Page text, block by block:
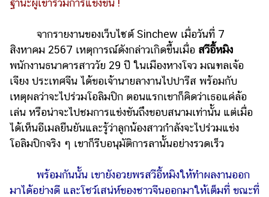
และ
การ
ตกแต่ง
มือ
ถือ
ราคา
ราคา
น้ำมัน
จากรายงานของเว็บไซต์ Sinchew เมื่อวันที่ 7
สิงหาคม 2567 เหตุการณ์ดังกล่าวเกิดขึ้นเมื่อ สวีอี้หมิง
พนักงานธนาคารสาววัย 29 ปี ในเมืองหางโจว มณฑลเจ้อ
เจียง ประเทศจีน ได้ขอเจ้านายลางานไปปารีส พร้อมกับ
เหตุผลว่าจะไปร่วมโอลิมปิก ตอนแรกเขาก็คิดว่าเธอแค่ล้อ
เล่น หรือน่าจะไปชมการแข่งขันถึงขอบสนามเท่านั้น แต่เมื่อ
ได้เห็นอีเมลยืนยันและรู้ว่าลูกน้องสาวกำลังจะไปร่วมแข่ง
โอลิมปิกจริง ๆ เขาก็รีบอนุมัติการลานั้นอย่างรวดเร็ว
พร้อมกันนั้น เขายังอวยพรสวีอี้หมิงให้ทำผลงานออก
มาได้อย่างดี และโชว์เสน่ห์ของชาวจีนออกมาให้เต็มที่ ขณะที่